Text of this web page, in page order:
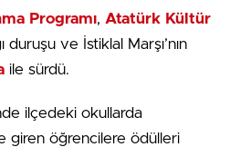
Programı, Atatürk Kültür
ve İstiklal Marşı’nın
ile sürdü.
ilçedeki okullarda
giren öğrencilere ödülleri